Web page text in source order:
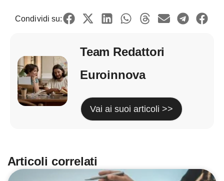
Condividi su:
Team Redattori
Euroinnova
Vai ai suoi articoli >>
Articoli correlati